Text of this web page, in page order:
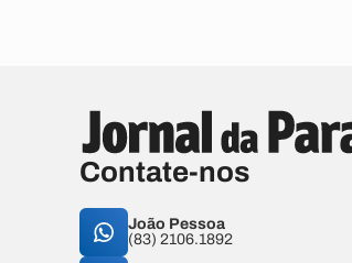
Contate-nos
João Pessoa
(83) 2106.1892